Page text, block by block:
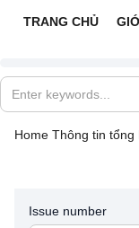
TRANG CHỦ
Home Thông tin tổng
Issue number